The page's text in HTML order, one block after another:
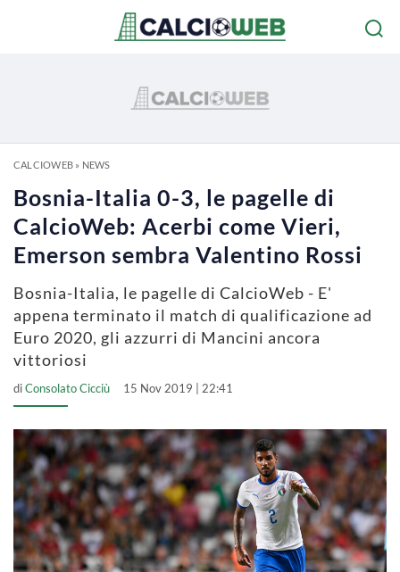
CALCIOWEB» NEWS
Bosnia-Italia 0-3, le pagelle di
CalcioWeb: Acerbi come Vieri,
Emerson sembra Valentino Rossi
Bosnia-Italia, le pagelle di CalcioWeb - E'
appena terminato il match di qualificazione ad
Euro 2020, gli azzurri di Mancini ancora
vittoriosi
diConsolato Cicciù 15 Nov 2019 | 22:41